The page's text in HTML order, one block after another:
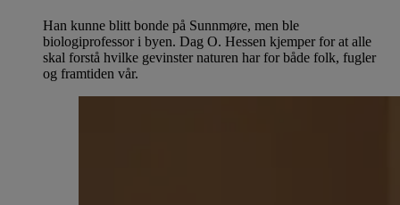
Han kunne blitt bonde på Sunnmøre, men ble
biologiprofessor i byen. Dag O. Hessen kjemper for at alle
skal forstå hvilke gevinster naturen har for både folk, fugler
og framtiden vår.